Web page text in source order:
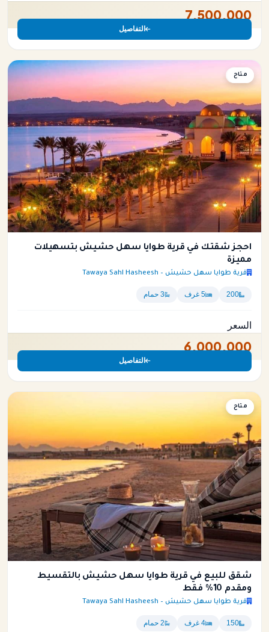
7,500,000
التفاصيل
شقة
متاح
احجز شقتك في قرية طوايا سهل حشيش بتسهيلات
مميزة
قرية طوايا سهل حشيش – Tawaya Sahl Hasheesh
200 5 غرف 3 حمام
السعر
6,000,000
التفاصيل
شقة
متاح
شقق للبيع في قرية طوايا سهل حشيش بالتقسيط
ومقدم 10% فقط
قرية طوايا سهل حشيش – Tawaya Sahl Hasheesh
150 4 غرف 2 حمام